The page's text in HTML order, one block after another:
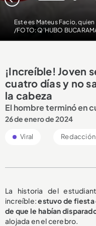
Este es Mateus Facio,
/FOTO: Q’HUBO
¡Increíble! Joven
cuatro días y no
la cabeza
El hombre terminó en
26 de enero de 2024
Viral
La historia del
increíble:estuvo de fiesta
de que le habían
alojada en el cerebro.